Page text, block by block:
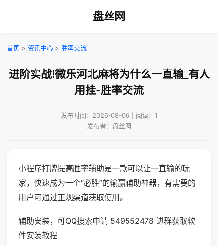
盘丝网
首页 > 资讯中心 > 胜率交流
进阶实战!微乐河北麻将为什么一直输_有人
用挂-胜率交流
发布时间：2026-08-06｜阅读：1
发布者：盘丝网
小程序打牌提高胜率辅助是一款可以让一直输的玩
家，快速成为一个“必胜”的输赢辅助神器，有需要的
用户可通过正规渠道获取使用。
辅助安装，可QQ搜索申请 549552478 进群获取软
件安装教程